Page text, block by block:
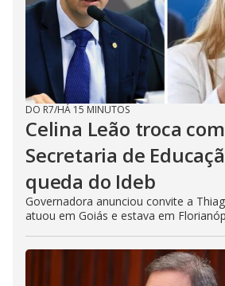
DO R7/HÁ 15 MINUTOS
Celina Leão troca
Secretaria de
queda do Ideb
Governadora anunciou convite a
atuou em Goiás e estava em